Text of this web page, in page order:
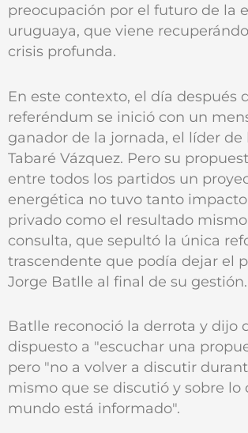
preocupación por el futuro de la
uruguaya, que viene
crisis profunda.
En este contexto, el día después
referéndum se inició con un
ganador de la jornada, el líder de
Tabaré Vázquez. Pero su
entre todos los partidos un
energética no tuvo tanto
privado como el resultado
consulta, que sepultó la única
trascendente que podía dejar el
Jorge Batlle al final de su gestión.
Batlle reconoció la derrota y dijo
dispuesto a "escuchar una
pero "no a volver a discutir
mismo que se discutió y sobre lo
mundo está informado".